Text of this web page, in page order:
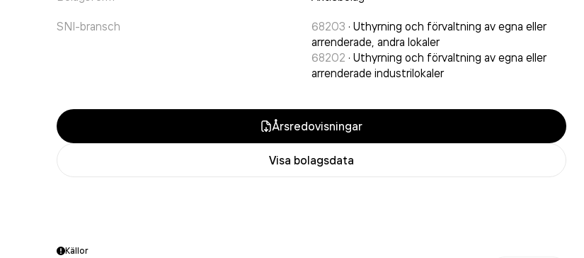
SNI-bransch 68203 · Uthyrning och förvaltning av egna eller
arrenderade, andra lokaler
68202 · Uthyrning och förvaltning av egna eller
arrenderade industrilokaler
Årsredovisningar
Visa bolagsdata
Källor